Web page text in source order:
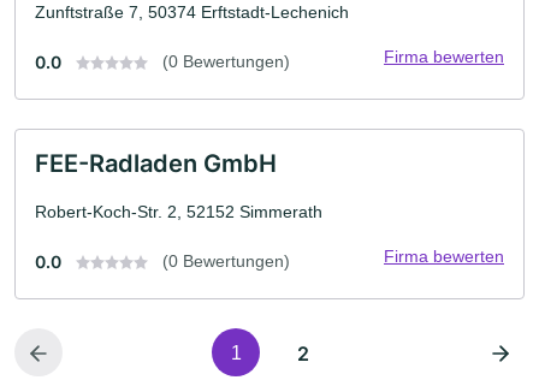
Zunftstraße 7, 50374 Erftstadt-Lechenich
0.0 (0 Bewertungen) Firma bewerten
FEE-Radladen GmbH
Robert-Koch-Str. 2, 52152 Simmerath
0.0 (0 Bewertungen) Firma bewerten
1 2